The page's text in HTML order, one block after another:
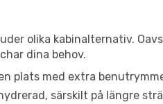
olika kabinalternativ.
dina behov.
plats med extra
särskilt på längre